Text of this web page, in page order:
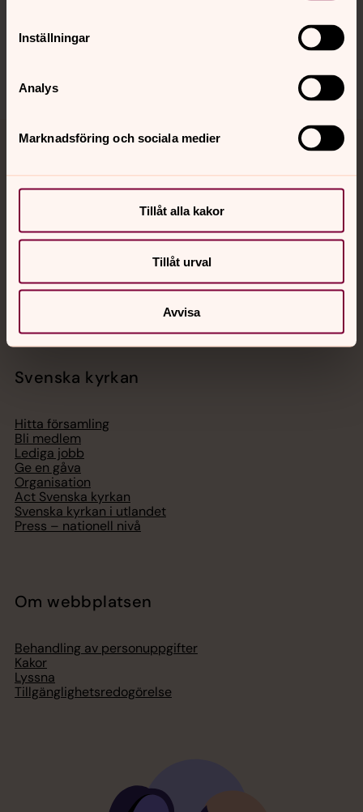
Inställningar
Analys
Marknadsföring och sociala medier
Tillåt alla kakor
Tillåt urval
Avvisa
Sociala kanaler
Akut samtals- och krisstöd. Prata eller chatta anonymt
med en präst på kvällar och nätter.
Digitalt brev
Svenska kyrkan
Hitta församling
Bli medlem
Lediga jobb
Ge en gåva
Organisation
Act Svenska kyrkan
Svenska kyrkan i utlandet
Press – nationell nivå
Om webbplatsen
Behandling av personuppgifter
Kakor
Lyssna
Tillgänglighetsredogörelse